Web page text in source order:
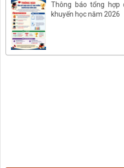
Thông báo tổng hợp
khuyến học năm 2026